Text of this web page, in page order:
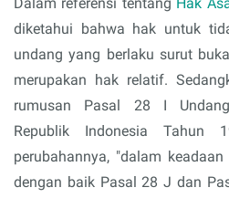
Dalam referensi tentang Hak
diketahui bahwa hak untuk
undang yang berlaku surut
merupakan hak relatif.
rumusan Pasal 28 I
Republik Indonesia Tahun
perubahannya, "dalam
dengan baik Pasal 28 J dan